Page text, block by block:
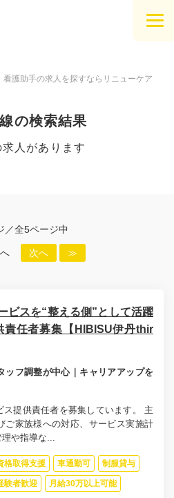
護助手の求人を探すならリニューケア
の検索結果
求人があります
／全5ページ中
次へ ≫
ビスを“整える側”として活躍
責任者募集【HIBISU伊丹thir
ッフ調整が中心｜キャリアアップを
提供責任者を募集しています。 主
ご家族様への対応、サービス実施計
や指導な...
格取得支援 車通勤可 制服貸与
験者歓迎 月給30万以上可能